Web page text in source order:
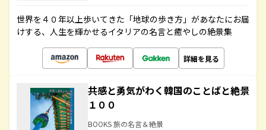
世界を４０年以上歩いてきた「地球の歩き方」があなたにお届
けする、人生を輝かせるイタリアの名言と癒やしの絶景集
詳細を見る
共感と勇気がわく韓国のことばと絶景
１００
BOOKS 旅の名言＆絶景